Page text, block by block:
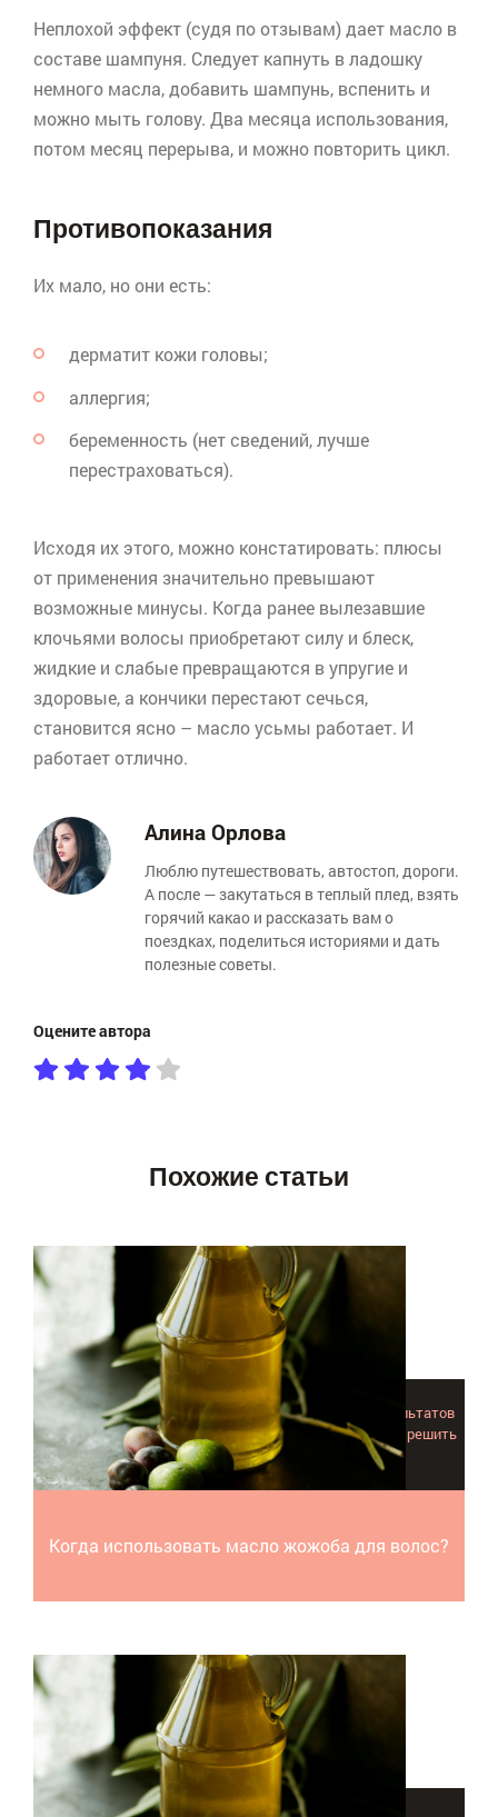
Неплохой эффект (судя по отзывам) дает масло в
составе шампуня. Следует капнуть в ладошку
немного масла, добавить шампунь, вспенить и
можно мыть голову. Два месяца использования,
потом месяц перерыва, и можно повторить цикл.
Противопоказания
Их мало, но они есть:
дерматит кожи головы;
аллергия;
беременность (нет сведений, лучше
перестраховаться).
Исходя их этого, можно констатировать: плюсы
от применения значительно превышают
возможные минусы. Когда ранее вылезавшие
клочьями волосы приобретают силу и блеск,
жидкие и слабые превращаются в упругие и
здоровые, а кончики перестают сечься,
становится ясно – маслоусьмы работает. И
работает отлично.
Алина Орлова
Люблю путешествовать, автостоп, дороги.
А после — закутаться в теплый плед, взять
горячий какао и рассказать вам о
поездках, поделиться историями и дать
полезные советы.
Оцените автора
Похожие статьи
Когда использовать масло жожоба для волос?
Из этой статьи вы узнаете, каких выдающихся результатов
можно достичь используя масло жожоба для волос и решить
проблемный вопрос сухих вьющихся прядей!